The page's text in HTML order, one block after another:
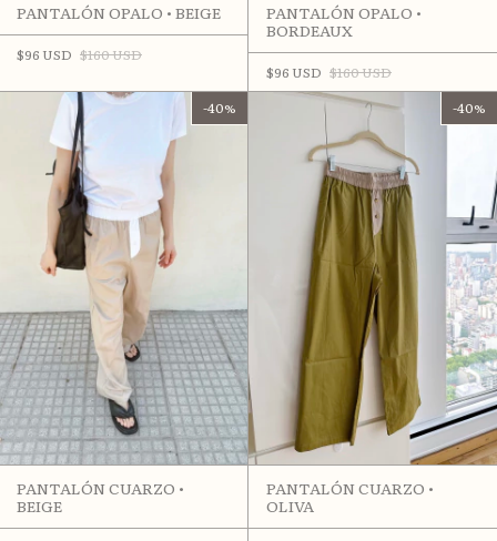
PANTALÓN OPALO • BEIGE
$96 USD $160 USD
PANTALÓN OPALO •
BORDEAUX
$96 USD $160 USD
-40%
PANTALÓN CUARZO •
BEIGE
-40%
PANTALÓN CUARZO •
OLIVA